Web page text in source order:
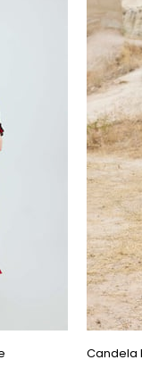
Candela